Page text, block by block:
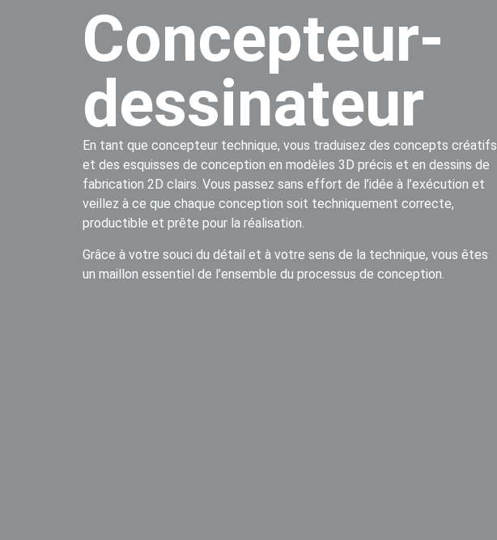
Concepteur-
dessinateur
En tant que concepteur technique, vous traduisez des concepts créatifs
et des esquisses de conception en modèles 3D précis et en dessins de
fabrication 2D clairs. Vous passez sans effort de l’idée à l’exécution et
veillez à ce que chaque conception soit techniquement correcte,
productible et prête pour la réalisation.
Grâce à votre souci du détail et à votre sens de la technique, vous êtes
un maillon essentiel de l’ensemble du processus de conception.